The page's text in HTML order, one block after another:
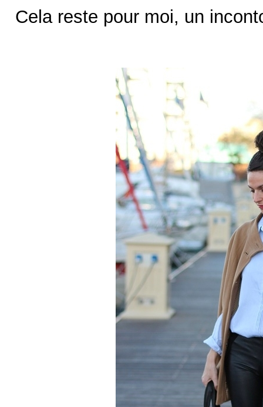
Cela reste pour moi, un